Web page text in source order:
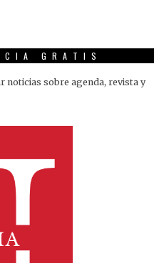
GRATIS
noticias sobre agenda, revista y